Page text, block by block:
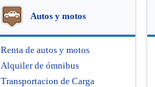
Autos y motos
Renta de autos y motos
Alquiler de ómnibus
Transportacion de Carga